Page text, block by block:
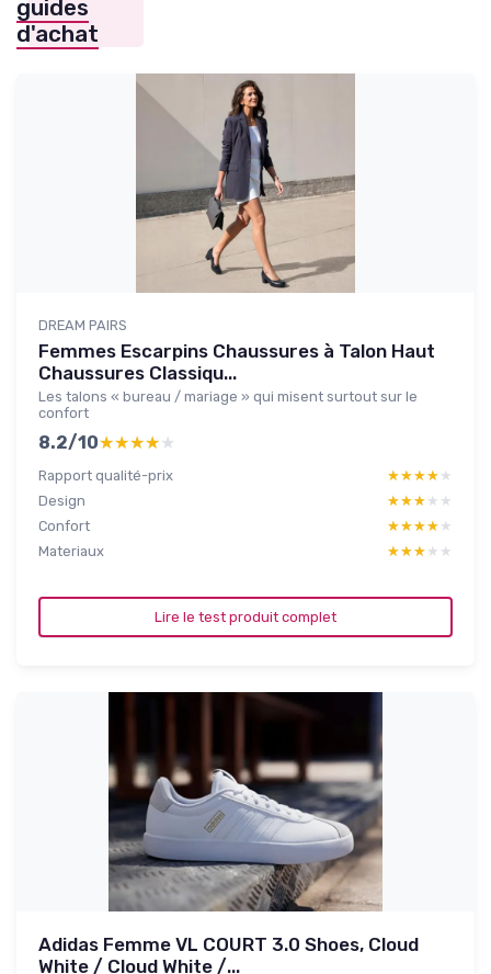
guides
d'achat
DREAM PAIRS
Femmes Escarpins Chaussures à Talon Haut
Chaussures Classiqu...
Les talons « bureau / mariage » qui misent surtout sur le
confort
8.2/10★★★★★
★★★★★
Rapport qualité-prix ★★★★★
★★★★★
Design
★★★★★
★★★★★
Confort
★★★★★
★★★★★
Materiaux
★★★★★
★★★★★
Lire le test produit complet
Adidas Femme VL COURT 3.0 Shoes, Cloud
White / Cloud White /...